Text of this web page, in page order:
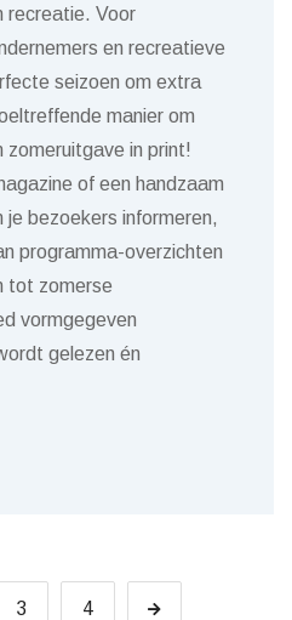
recreatie. Voor
en recreatieve
seizoen om extra
manier om
in print!
of een handzaam
je bezoekers informeren,
programma-overzichten
tot zomerse
vormgegeven
gelezen én
3 4